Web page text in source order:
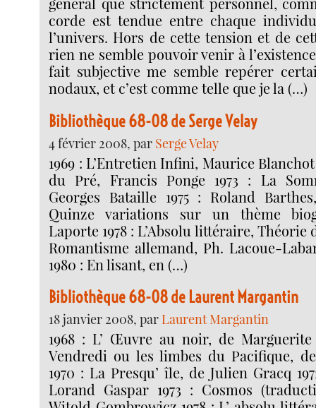
corde est tendue entre chaque
l’univers. Hors de cette tension et de
rien ne semble pouvoir venir à
fait subjective me semble repérer
nodaux, et c’est comme telle que je la (…)
Bibliothèque 68-08 de Serge Velay
4 février 2008, par Serge Velay
1969 : L’Entretien Infini, Maurice Blanchot
du Pré, Francis Ponge 1973 : La
Georges Bataille 1975 : Roland
Quinze variations sur un thème
Laporte 1978 : L’Absolu littéraire,
Romantisme allemand, Ph. Lacoue-
1980 : En lisant, en (…)
Bibliothèque 68-08 de Laurent Margantin
18 janvier 2008, par Laurent Margantin
1968 : L’ Œuvre au noir, de Marguerite
Vendredi ou les limbes du Pacifique,
1970 : La Presqu’ île, de Julien Gracq
Lorand Gaspar 1973 : Cosmos